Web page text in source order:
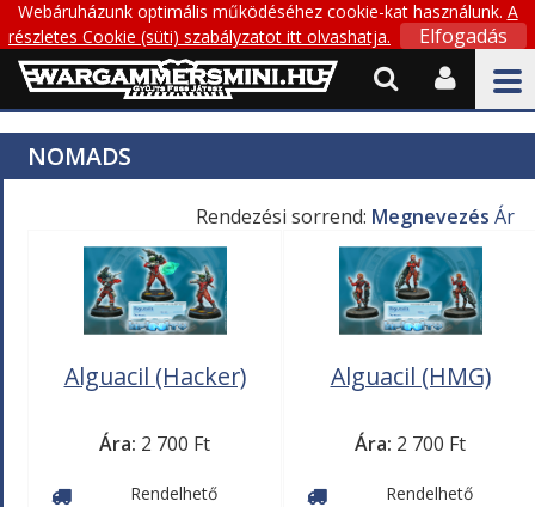
Webáruházunk optimális működéséhez cookie-kat használunk. A
részletes Cookie (süti) szabályzatot itt olvashatja.
Elfogadás
 
NOMADS
Rendezési sorrend: Megnevezés Ár
Alguacil (Hacker)
Ára: 2 700 Ft
Rendelhető
Alguacil (HMG)
Ára: 2 700 Ft
Rendelhető